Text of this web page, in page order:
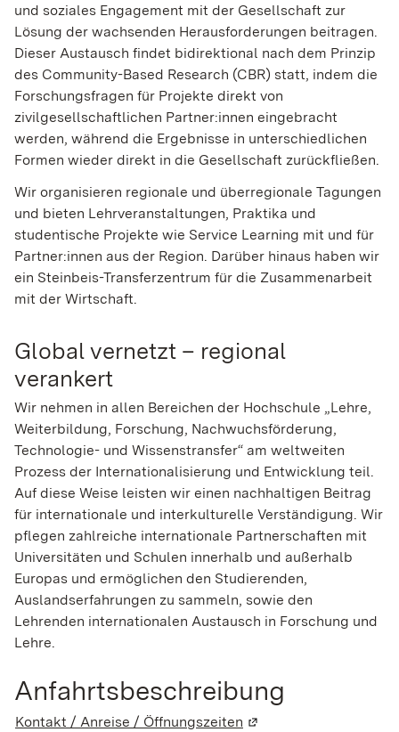
und soziales Engagement mit der Gesellschaft zur
Lösung der wachsenden Herausforderungen beitragen.
Dieser Austausch findet bidirektional nach dem Prinzip
des Community-Based Research (CBR) statt, indem die
Forschungsfragen für Projekte direkt von
zivilgesellschaftlichen Partner:innen eingebracht
werden, während die Ergebnisse in unterschiedlichen
Formen wieder direkt in die Gesellschaft zurückfließen.
Wir organisieren regionale und überregionale Tagungen
und bieten Lehrveranstaltungen, Praktika und
studentische Projekte wie Service Learning mit und für
Partner:innen aus der Region. Darüber hinaus haben wir
ein Steinbeis-Transferzentrum für die Zusammenarbeit
mit der Wirtschaft.
Global vernetzt – regional
verankert
Wir nehmen in allen Bereichen der Hochschule „Lehre,
Weiterbildung, Forschung, Nachwuchsförderung,
Technologie- und Wissenstransfer“ am weltweiten
Prozess der Internationalisierung und Entwicklung teil.
Auf diese Weise leisten wir einen nachhaltigen Beitrag
für internationale und interkulturelle Verständigung. Wir
pflegen zahlreiche internationale Partnerschaften mit
Universitäten und Schulen innerhalb und außerhalb
Europas und ermöglichen den Studierenden,
Auslandserfahrungen zu sammeln, sowie den
Lehrenden internationalen Austausch in Forschung und
Lehre.
Anfahrtsbeschreibung
Kontakt / Anreise / Öffnungszeiten (Wird in einem neuen